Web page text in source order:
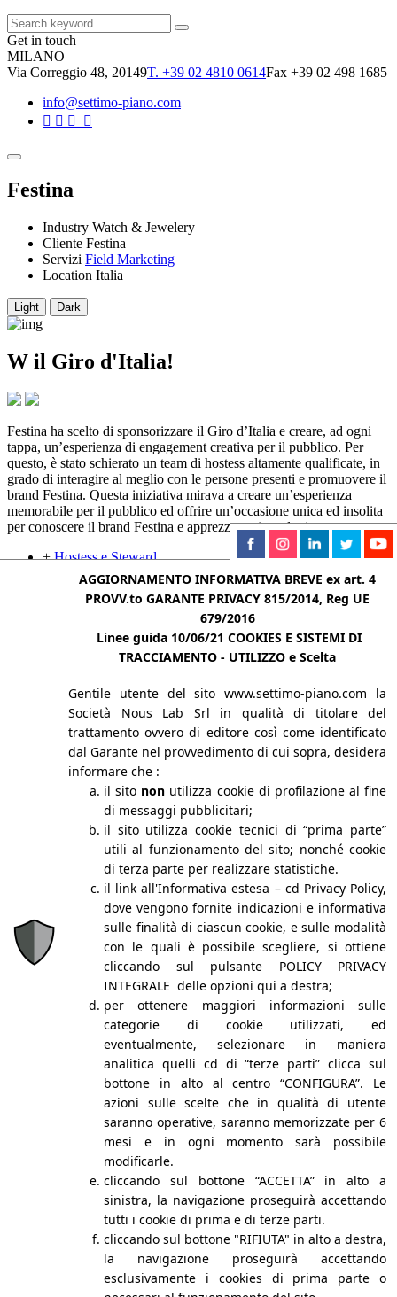
Get in touch
MILANO
Via Correggio 48, 20149T. +39 02 4810 0614Fax +39 02 498 1685
info@settimo-piano.com
Festina
Industry Watch & Jewelery
Cliente Festina
Servizi Field Marketing
Location Italia
Light Dark
W il Giro d'Italia!
Festina ha scelto di sponsorizzare il Giro d’Italia e creare, ad ogni
tappa, un’esperienza di engagement creativa per il pubblico. Per
questo, è stato schierato un team di hostess altamente qualificate, in
grado di interagire al meglio con le persone presenti e promuovere il
brand Festina. Questa iniziativa mirava a creare un’esperienza
memorabile per il pubblico ed offrire un’occasione unica ed insolita
per conoscere il brand Festina e apprezzarne i prodotti.
+Hostess e Steward
Promoter e Instore Promotion
Next Work
Your Vision, Our Mission
Via Correggio 48, 20149
T. +39 02 4810 0614
Fax. +39 02 4398 1685
info@settimo-piano.com
Linkedin Instagram X-twitter Youtube
L’agenzia e la storia
Le nostre persone
Network: EFMP
Blog
Business Intelligence
Lavora con noi
Field Marketing
© 2024 | Alrights reserved | SettimoPiano | Credits by
COOKIE POLICY|PRIVACY POLICY
SEGNALAZIONE DI ILLECITI WHISTLEBLOWING
INFORMATIVA WHISTLEBLOWER
INFORMATIVA MODELLO ORGANIZZATIVO 231/2001|
CODICE ETICO
AGGIORNAMENTO INFORMATIVA BREVE ex art. 4
PROVV.to GARANTE PRIVACY 815/2014, Reg UE
679/2016
Linee guida 10/06/21 COOKIES E SISTEMI DI
TRACCIAMENTO - UTILIZZO e Scelta
Gentile utente del sito www.settimo-piano.com la
Società Nous Lab Srl in qualità di titolare del
trattamento ovvero di editore così come identificato
dal Garante nel provvedimento di cui sopra, desidera
informare che :
il sito non utilizza cookie di profilazione al fine
di messaggi pubblicitari;
il sito utilizza cookie tecnici di “prima parte”
utili al funzionamento del sito; nonché cookie
di terza parte per realizzare statistiche.
il link all'Informativa estesa – cd Privacy Policy,
dove vengono fornite indicazioni e informativa
sulle finalità di ciascun cookie, e sulle modalità
con le quali è possibile scegliere, si ottiene
cliccando sul pulsante POLICY PRIVACY
INTEGRALE delle opzioni qui a destra;
per ottenere maggiori informazioni sulle
categorie di cookie utilizzati, ed
eventualmente, selezionare in maniera
analitica quelli cd di “terze parti” clicca sul
bottone in alto al centro “CONFIGURA”. Le
azioni sulle scelte che in qualità di utente
saranno operative, saranno memorizzate per 6
mesi e in ogni momento sarà possibile
modificarle.
cliccando sul bottone “ACCETTA” in alto a
sinistra, la navigazione proseguirà accettando
tutti i cookie di prima e di terze parti.
cliccando sul bottone "RIFIUTA" in alto a destra,
la navigazione proseguirà accettando
esclusivamente i cookies di prima parte o